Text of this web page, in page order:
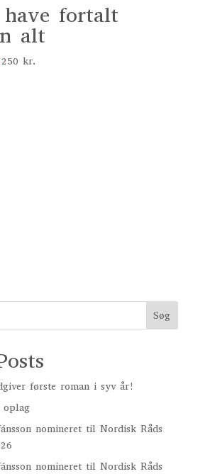
fortalt
alt
250 kr.
Søg
første roman i syv år!
oplag
nomineret til Nordisk Råds
nomineret til Nordisk Råds